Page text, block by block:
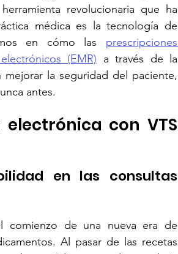
in Medicine
revolucionaria que ha
médica es la tecnología de
en cómo las prescripciones
(EMR) a través de la
la seguridad del paciente,
antes.
con VTS
en las consultas
comienzo de una nueva era de
Al pasar de las recetas